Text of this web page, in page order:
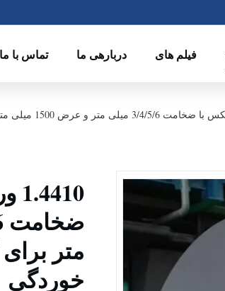
فیلم های دربارهی ما تماس با ما
متر
خوردگی